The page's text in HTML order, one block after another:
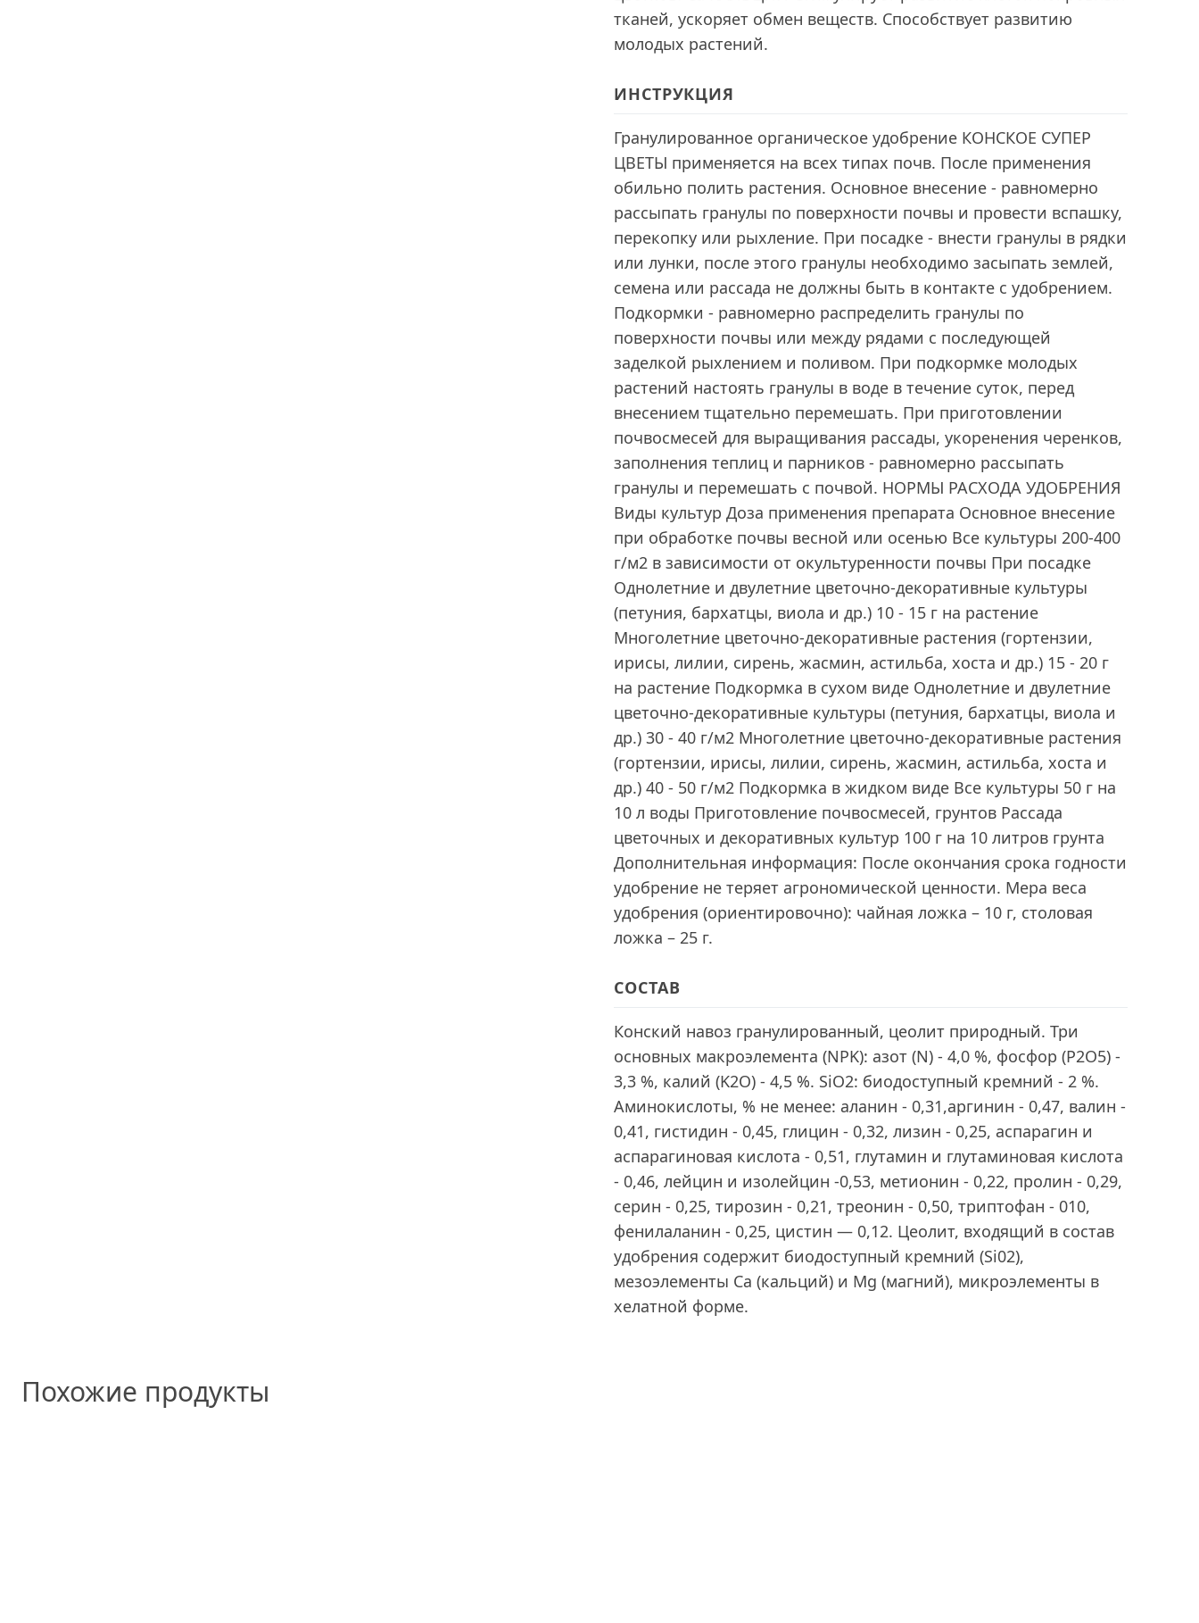
тканей, ускоряет обмен веществ. Способствует развитию
молодых растений.
ИНСТРУКЦИЯ
Гранулированное органическое удобрение КОНСКОЕ СУПЕР
ЦВЕТЫ применяется на всех типах почв. После применения
обильно полить растения. Основное внесение - равномерно
рассыпать гранулы по поверхности почвы и провести вспашку,
перекопку или рыхление. При посадке - внести гранулы в рядки
или лунки, после этого гранулы необходимо засыпать землей,
семена или рассада не должны быть в контакте с удобрением.
Подкормки - равномерно распределить гранулы по
поверхности почвы или между рядами с последующей
заделкой рыхлением и поливом. При подкормке молодых
растений настоять гранулы в воде в течение суток, перед
внесением тщательно перемешать. При приготовлении
почвосмесей для выращивания рассады, укоренения черенков,
заполнения теплиц и парников - равномерно рассыпать
гранулы и перемешать с почвой. НОРМЫ РАСХОДА УДОБРЕНИЯ
Виды культур Доза применения препарата Основное внесение
при обработке почвы весной или осенью Все культуры 200-400
г/м2 в зависимости от окультуренности почвы При посадке
Однолетние и двулетние цветочно-декоративные культуры
(петуния, бархатцы, виола и др.) 10 - 15 г на растение
Многолетние цветочно-декоративные растения (гортензии,
ирисы, лилии, сирень, жасмин, астильба, хоста и др.) 15 - 20 г
на растение Подкормка в сухом виде Однолетние и двулетние
цветочно-декоративные культуры (петуния, бархатцы, виола и
др.) 30 - 40 г/м2 Многолетние цветочно-декоративные растения
(гортензии, ирисы, лилии, сирень, жасмин, астильба, хоста и
др.) 40 - 50 г/м2 Подкормка в жидком виде Все культуры 50 г на
10 л воды Приготовление почвосмесей, грунтов Рассада
цветочных и декоративных культур 100 г на 10 литров грунта
Дополнительная информация: После окончания срока годности
удобрение не теряет агрономической ценности. Мера веса
удобрения (ориентировочно): чайная ложка – 10 г, столовая
ложка – 25 г.
СОСТАВ
Конский навоз гранулированный, цеолит природный. Три
основных макроэлемента (NPK): азот (N) - 4,0 %, фосфор (P2O5) -
3,3 %, калий (K2O) - 4,5 %. SiO2: биодоступный кремний - 2 %.
Аминокислоты, % не менее: аланин - 0,31,аргинин - 0,47, валин -
0,41, гистидин - 0,45, глицин - 0,32, лизин - 0,25, аспарагин и
аспарагиновая кислота - 0,51, глутамин и глутаминовая кислота
- 0,46, лейцин и изолейцин -0,53, метионин - 0,22, пролин - 0,29,
серин - 0,25, тирозин - 0,21, треонин - 0,50, триптофан - 010,
фенилаланин - 0,25, цистин — 0,12. Цеолит, входящий в состав
удобрения содержит биодоступный кремний (Si02),
мезоэлементы Са (кальций) и Mg (магний), микроэлементы в
хелатной форме.
Похожие продукты